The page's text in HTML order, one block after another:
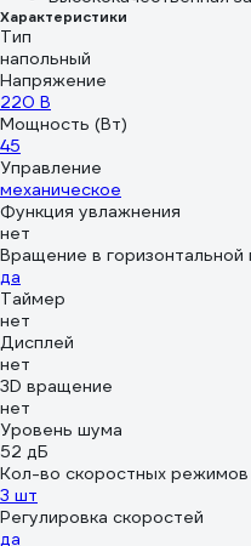
Характеристики
Тип
напольный
Напряжение
220 В
Мощность (Вт)
45
Управление
механическое
Функция увлажнения
нет
Вращение в горизонтальной
да
Таймер
нет
Дисплей
нет
3D вращение
нет
Уровень шума
52 дБ
Кол-во скоростных режимов
3 шт
Регулировка скоростей
да